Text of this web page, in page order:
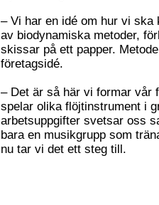
– Vi har en idé om hur vi ska
av biodynamiska metoder,
skissar på ett papper.
företagsidé.
– Det är så här vi formar vår
spelar olika flöjtinstrument i
arbetsuppgifter svetsar oss
bara en musikgrupp som
nu tar vi det ett steg till.